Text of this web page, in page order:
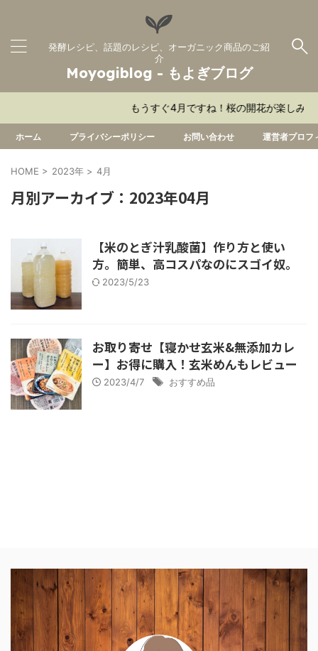
発酵レシピ、話題のレシピ、オーガニック商品のご紹
介
Moyogiblog - もよぎブログ
もうすぐ4月ですね！桜の開花が楽しみで
ホーム プライバシーポリシー お問い合わせ 運営者プロフ
HOME > 2023年 > 4月
月別アーカイブ：2023年04月
【米のとぎ汁乳酸菌】作り方と使い
方。簡単、高コスパなのにスゴイ奴。
2023/5/23
お取り寄せ【寝かせ玄米&無添加カレ
ー】お得に購入！玄米めんもレビュー
2023/4/7 おすすめ品